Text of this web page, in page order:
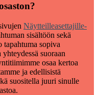
Näytteilleasettajille-
sisältöön sekä
tapahtuma sopiva
suoraan
osaa kertoa
ja edellisistä
suositella juuri sinulle